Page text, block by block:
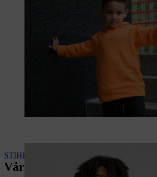
STIHL / TIMBERSPORTS dam & herr
Våra bästsäljare